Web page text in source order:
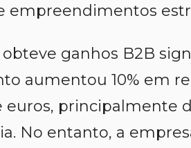
empreendimentos
ganhos B2B
aumentou 10% em
euros, principalmente
No entanto, a